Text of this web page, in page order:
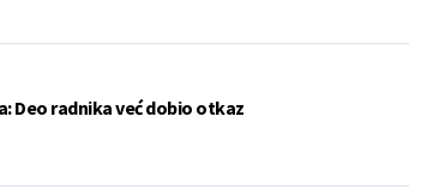
Deo radnika već dobio otkaz